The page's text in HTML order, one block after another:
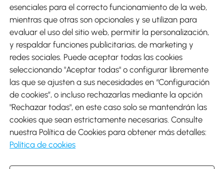
Envíos
Descargar Aosom App
Google Play
esenciales para el correcto funcionamiento de la web,
mientras que otras son opcionales y se utilizan para
evaluar el uso del sitio web, permitir la personalización,
y respaldar funciones publicitarias, de marketing y
redes sociales. Puede aceptar todas las cookies
seleccionando "Aceptar todas" o configurar libremente
las que se ajusten a sus necesidades en “Configuración
de cookies”, o incluso rechazarlas mediante la opción
"Rechazar todas", en este caso solo se mantendrán las
cookies que sean estrictamente necesarias. Consulte
nuestra Política de Cookies para obtener más detalles:
Política de cookies